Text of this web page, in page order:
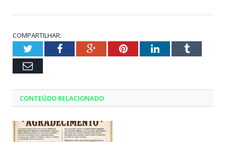
COMPARTILHAR:
TwitterFacebookGoogle+PinterestLinkedInTumblr
Email
CONTEÚDO RELACIONADO